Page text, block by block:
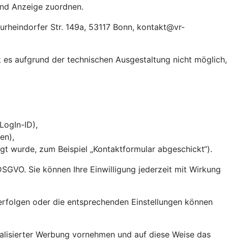
Anzeige zuordnen.
Str. 149a, 53117 Bonn, kontakt@vr-
aufgrund der technischen Ausgestaltung nicht möglich,
ID),
wurde, zum Beispiel „Kontaktformular abgeschickt“).
Sie können Ihre Einwilligung jederzeit mit Wirkung
oder die entsprechenden Einstellungen können
Werbung vornehmen und auf diese Weise das